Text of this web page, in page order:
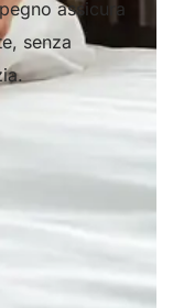
assicura
senza